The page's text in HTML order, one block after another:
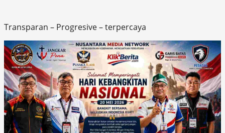
Transparan – Progresive – terpercaya